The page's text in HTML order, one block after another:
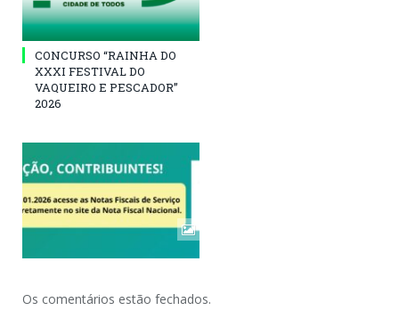
CONCURSO “RAINHA DO
XXXI FESTIVAL DO
VAQUEIRO E PESCADOR”
2026
Os comentários estão fechados.